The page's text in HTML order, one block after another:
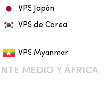
VPS Japón
VPS de Corea
VPS Myanmar
MEDIO Y ÁFRICA